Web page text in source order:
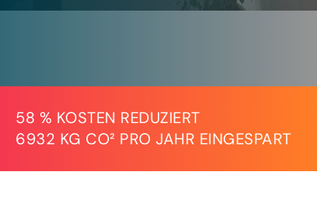
58 % KOSTEN REDUZIERT
6932 KG CO² PRO JAHR EINGESPART